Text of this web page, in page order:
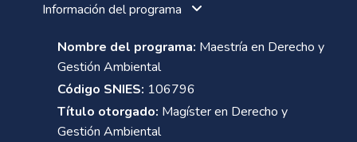
Información del programa
Nombre del programa: Maestría en Derecho y
Gestión Ambiental
Código SNIES: 106796
Título otorgado: Magíster en Derecho y
Gestión Ambiental